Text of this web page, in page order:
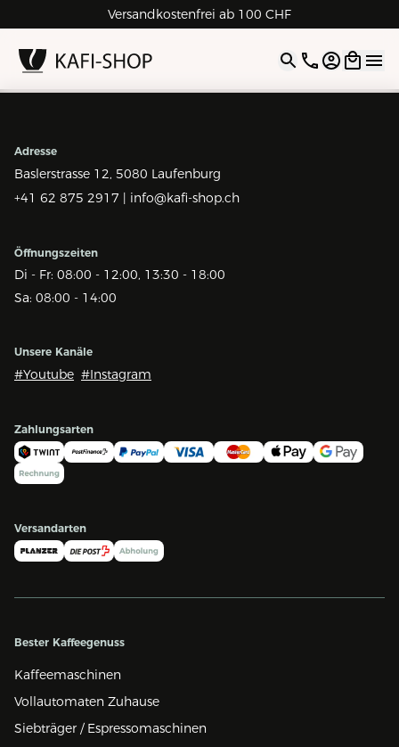
Versandkostenfrei ab 100 CHF
4.9| 5.0 Google
Open
Adresse
Baslerstrasse 12, 5080 Laufenburg
+41 62 875 2917 | info@kafi-shop.ch
Öffnungszeiten
Di - Fr: 08:00 - 12:00, 13:30 - 18:00
Sa: 08:00 - 14:00
Unsere Kanäle
#Youtube #Instagram
Zahlungsarten
Versandarten
Bester Kaffeegenuss
Kaffeemaschinen
Vollautomaten Zuhause
Siebträger / Espressomaschinen